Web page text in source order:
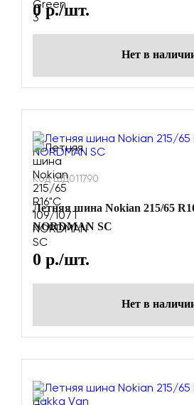
0р./шт.
Нет в
Код ШД011790
Летняя шина Nokian 215/65
NORDMAN SC
0 р./шт.
Нет в